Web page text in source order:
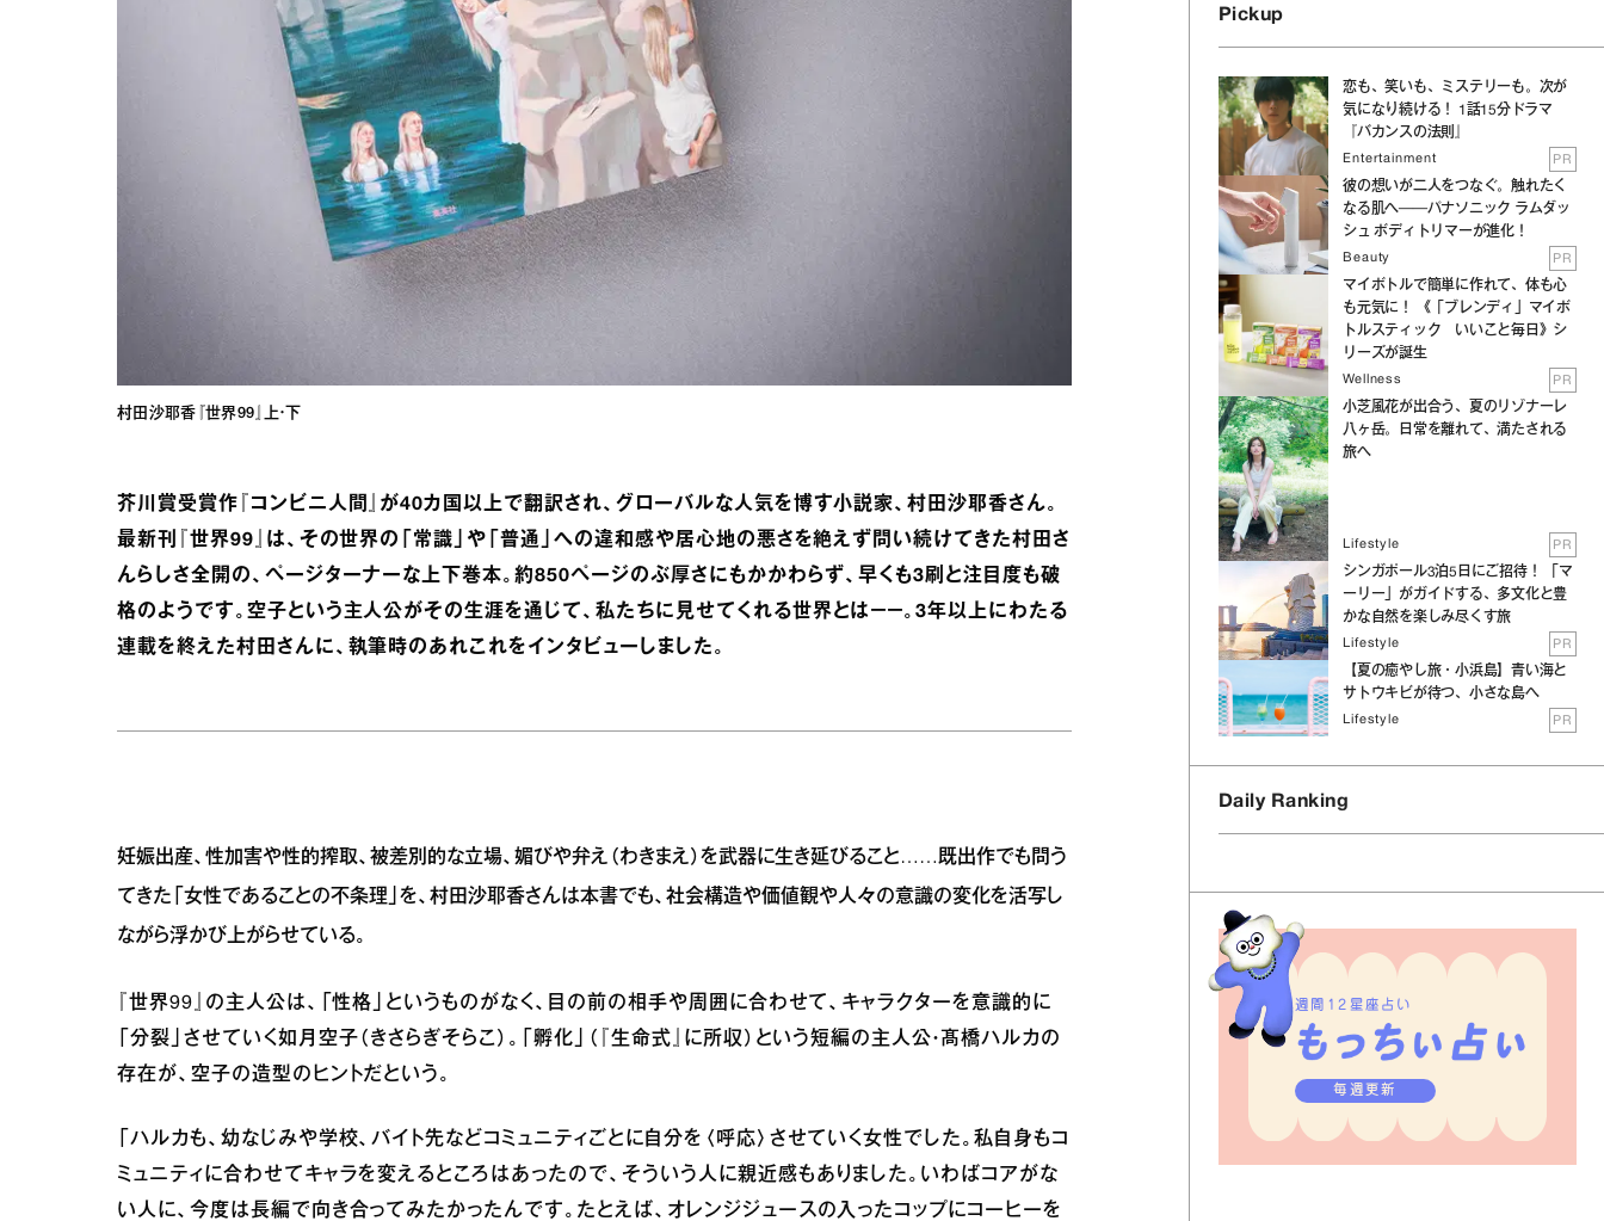
村田沙耶香『世界99』上・下
芥川賞受賞作『コンビニ人間』が40カ国以上で翻訳され、グローバルな人気を博す小説家、村田沙耶香さん。
最新刊『世界99』は、その世界の「常識」や「普通」への違和感や居心地の悪さを絶えず問い続けてきた村田さ
んらしさ全開の、ページターナーな上下巻本。約850ページのぶ厚さにもかかわらず、早くも3刷と注目度も破
格のようです。空子という主人公がその生涯を通じて、私たちに見せてくれる世界とは－－。3年以上にわたる
連載を終えた村田さんに、執筆時のあれこれをインタビューしました。
妊娠出産、性加害や性的搾取、被差別的な立場、媚びや弁え（わきまえ）を武器に生き延びること……既出作でも問う
てきた「女性であることの不条理」を、村田沙耶香さんは本書でも、社会構造や価値観や人々の意識の変化を活写し
ながら浮かび上がらせている。
『世界99』の主人公は、「性格」というものがなく、目の前の相手や周囲に合わせて、キャラクターを意識的に
「分裂」させていく如月空子（きさらぎそらこ）。「孵化」（『生命式』に所収）という短編の主人公・髙橋ハルカの
存在が、空子の造型のヒントだという。
「ハルカも、幼なじみや学校、バイト先などコミュニティごとに自分を〈呼応〉させていく女性でした。私自身もコ
ミュニティに合わせてキャラを変えるところはあったので、そういう人に親近感もありました。いわばコアがな
い人に、今度は長編で向き合ってみたかったんです。たとえば、オレンジジュースの入ったコップにコーヒーを
Pickup
恋も、笑いも、ミステリーも。次が
気になり続ける！ 1話15分ドラマ
『バカンスの法則』
Entertainment PR
彼の想いが二人をつなぐ。触れたく
なる肌へ──パナソニック ラムダッ
シュ ボディトリマーが進化！
Beauty PR
マイボトルで簡単に作れて、体も心
も元気に！ 《「ブレンディ」マイボ
トルスティック いいこと毎日》シ
リーズが誕生
Wellness PR
小芝風花が出合う、夏のリゾナーレ
八ヶ岳。日常を離れて、満たされる
旅へ
Lifestyle PR
シンガポール3泊5日にご招待！ 「マ
ーリー」がガイドする、多文化と豊
かな自然を楽しみ尽くす旅
Lifestyle PR
【夏の癒やし旅・小浜島】青い海と
サトウキビが待つ、小さな島へ
Lifestyle PR
Daily Ranking
週間12星座占い
毎週更新